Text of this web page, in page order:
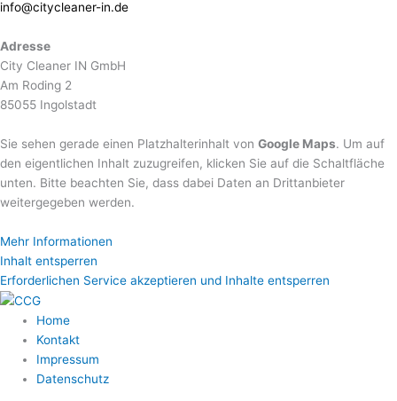
info@citycleaner-in.de
Adresse
City Cleaner IN GmbH
Am Roding 2
85055 Ingolstadt
Sie sehen gerade einen Platzhalterinhalt von Google Maps. Um auf
den eigentlichen Inhalt zuzugreifen, klicken Sie auf die Schaltfläche
unten. Bitte beachten Sie, dass dabei Daten an Drittanbieter
weitergegeben werden.
Mehr Informationen
Inhalt entsperren
Erforderlichen Service akzeptieren und Inhalte entsperren
Home
Kontakt
Impressum
Datenschutz